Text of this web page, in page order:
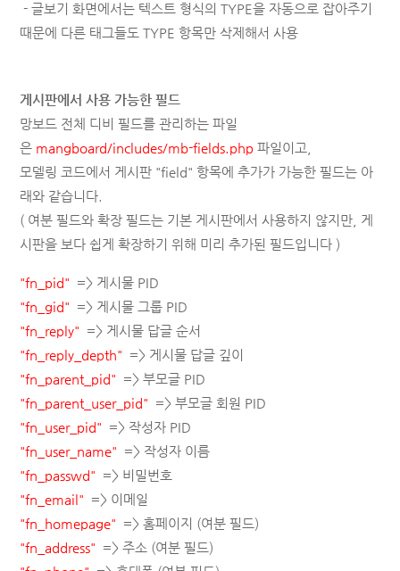
- 글보기 화면에서는 텍스트 형식의 TYPE을 자동으로 잡아주기
때문에 다른 태그들도 TYPE 항목만 삭제해서 사용
게시판에서 사용 가능한 필드
망보드 전체 디비 필드를 관리하는 파일
은 mangboard/includes/mb-fields.php 파일이고,
모델링 코드에서 게시판 "field" 항목에 추가가 가능한 필드는 아
래와 같습니다.
( 여분 필드와 확장 필드는 기본 게시판에서 사용하지 않지만, 게
시판을 보다 쉽게 확장하기 위해 미리 추가된 필드입니다 )
"fn_pid" => 게시물 PID
"fn_gid" => 게시물 그룹 PID
"fn_reply" => 게시물 답글 순서
"fn_reply_depth" => 게시물 답글 깊이
"fn_parent_pid" => 부모글 PID
"fn_parent_user_pid" => 부모글 회원 PID
"fn_user_pid" => 작성자 PID
"fn_user_name" => 작성자 이름
"fn_passwd" => 비밀번호
"fn_email" => 이메일
"fn_homepage" => 홈페이지 (여분 필드)
"fn_address" => 주소 (여분 필드)